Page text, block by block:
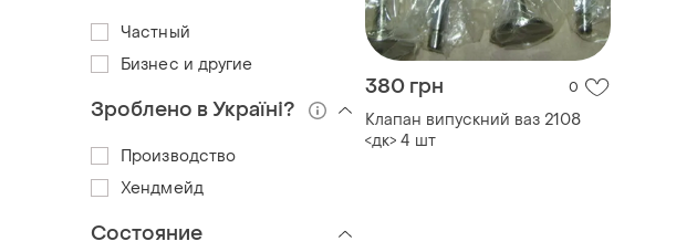
380 грн 0
Клапан випускний ваз 2108
<дк> 4 шт
Частный
Бизнес и другие
Зроблено в Україні?
Производство
Хендмейд
Состояние